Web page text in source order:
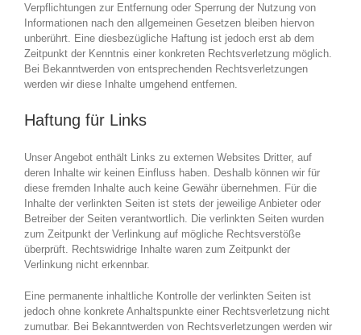
Verpflichtungen zur Entfernung oder Sperrung der Nutzung von
Informationen nach den allgemeinen Gesetzen bleiben hiervon
unberührt. Eine diesbezügliche Haftung ist jedoch erst ab dem
Zeitpunkt der Kenntnis einer konkreten Rechtsverletzung möglich.
Bei Bekanntwerden von entsprechenden Rechtsverletzungen
werden wir diese Inhalte umgehend entfernen.
Haftung für Links
Unser Angebot enthält Links zu externen Websites Dritter, auf
deren Inhalte wir keinen Einfluss haben. Deshalb können wir für
diese fremden Inhalte auch keine Gewähr übernehmen. Für die
Inhalte der verlinkten Seiten ist stets der jeweilige Anbieter oder
Betreiber der Seiten verantwortlich. Die verlinkten Seiten wurden
zum Zeitpunkt der Verlinkung auf mögliche Rechtsverstöße
überprüft. Rechtswidrige Inhalte waren zum Zeitpunkt der
Verlinkung nicht erkennbar.
Eine permanente inhaltliche Kontrolle der verlinkten Seiten ist
jedoch ohne konkrete Anhaltspunkte einer Rechtsverletzung nicht
zumutbar. Bei Bekanntwerden von Rechtsverletzungen werden wir